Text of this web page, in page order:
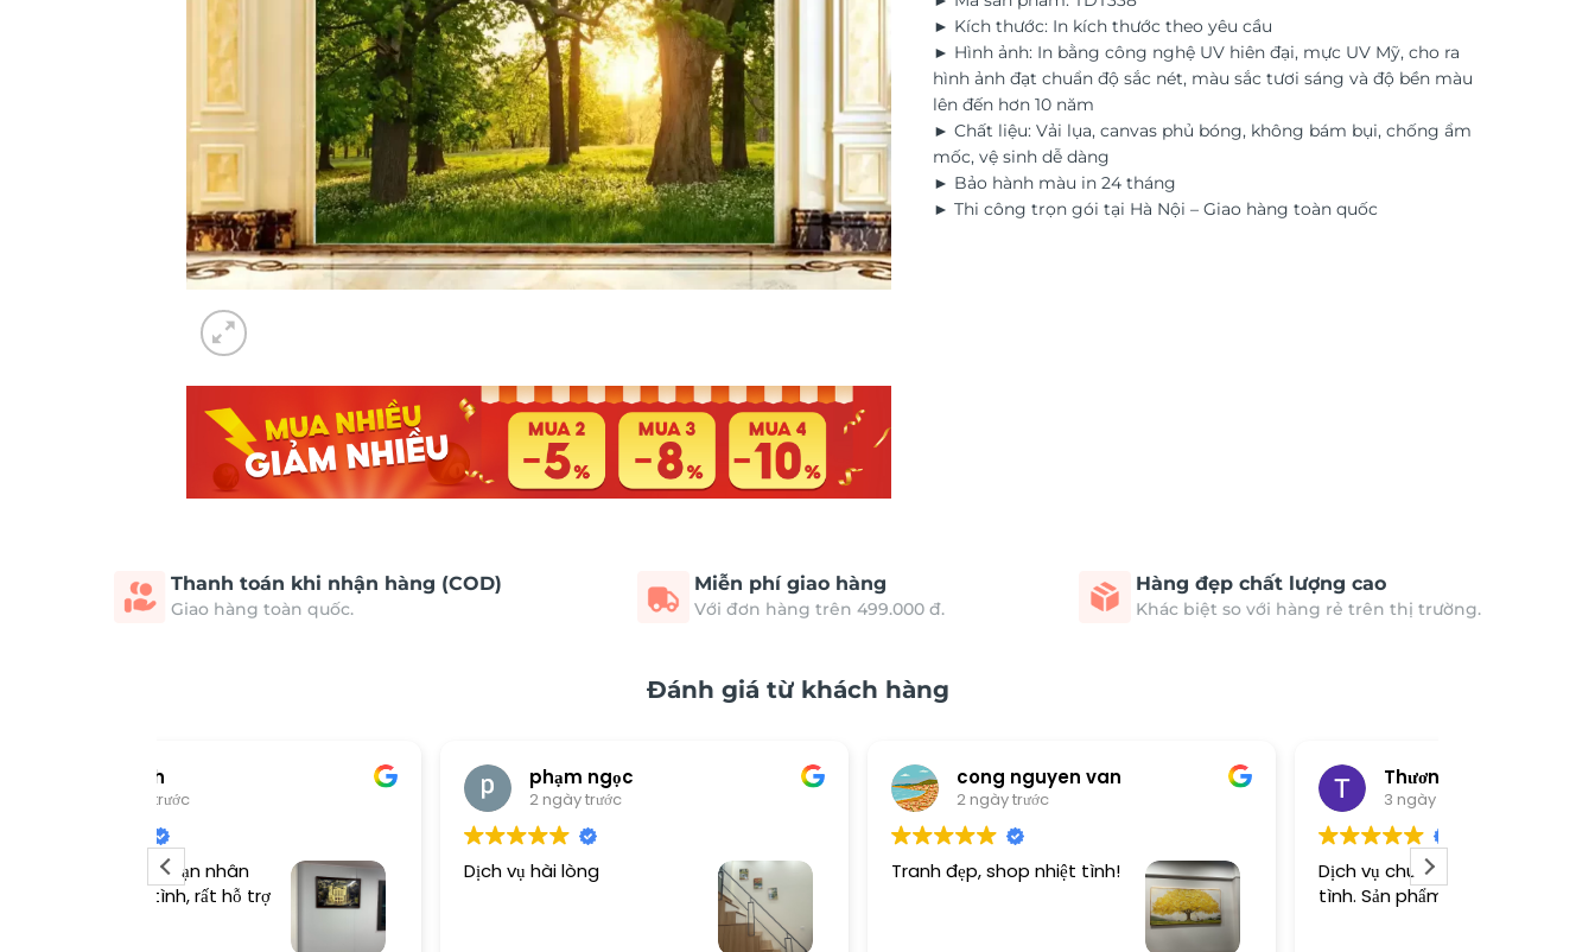
► Kích thước: In kích thước theo yêu cầu
► Hình ảnh: In bằng công nghệ UV hiên đại, mực UV Mỹ, cho ra
hình ảnh đạt chuẩn độ sắc nét, màu sắc tươi sáng và độ bền màu
lên đến hơn 10 năm
► Chất liệu: Vải lụa, canvas phủ bóng, không bám bụi, chống ẩm
mốc, vệ sinh dễ dàng
► Bảo hành màu in 24 tháng
► Thi công trọn gói tại Hà Nội – Giao hàng toàn quốc
Thanh toán khi nhận hàng (COD)
Giao hàng toàn quốc.
Miễn phí giao hàng
Với đơn hàng trên 499.000 đ.
Hàng đẹp chất lượng cao
Khác biệt so với hàng rẻ trên thị trường.
Đánh giá từ khách hàng
Dịch vụ hài lòng
cong nguyen van
Tranh đẹp, shop nhiệt tình!
Thương Trịnh
Dịch vụ chu đáo, tư vấn tận
tình. Sản phẩm đẹp